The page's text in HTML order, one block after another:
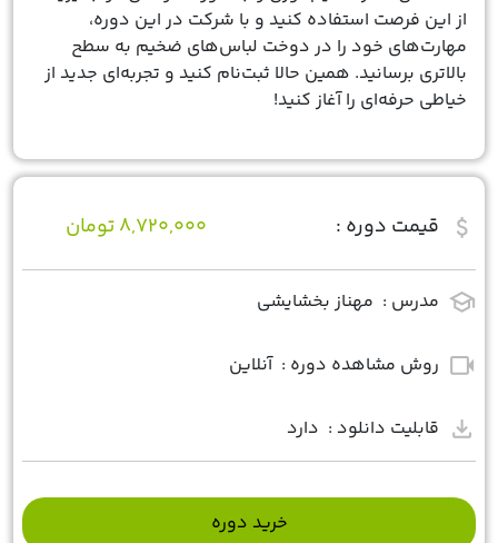
attach_money قیمت دوره : 8,720,000 تومان
school مدرس : مهناز بخشایشی
videocam روش مشاهده دوره : آنلاین
download قابلیت دانلود : دارد
خرید دوره
از این فرصت استفاده کنید و با شرکت در این دوره،
مهارت‌های خود را در دوخت لباس‌های ضخیم به سطح
بالاتری برسانید. همین حالا ثبت‌نام کنید و تجربه‌ای جدید از
خیاطی حرفه‌ای را آغاز کنید!